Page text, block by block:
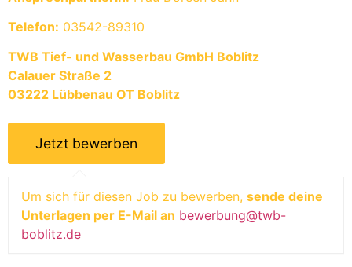
Telefon: 03542-89310
TWB Tief- und Wasserbau GmbH Boblitz
Calauer Straße 2
03222 Lübbenau OT Boblitz
Um sich für diesen Job zu bewerben, sende deine
Unterlagen per E-Mail an bewerbung@twb-
boblitz.de